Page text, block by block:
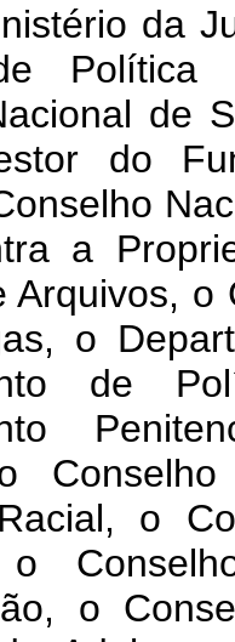
da
Política
de
do
a
Arquivos,
o
de
o
o
o